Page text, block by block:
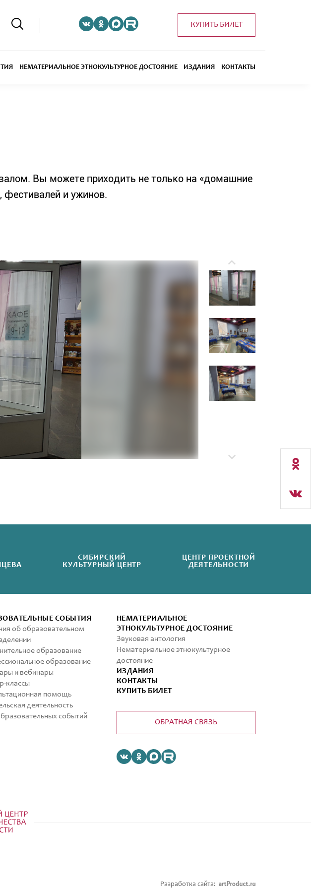
КУПИТЬ БИЛЕТ
НЕМАТЕРИАЛЬНОЕ ЭТНОКУЛЬТУРНОЕ ДОСТОЯНИЕ ИЗДАНИЯ КОНТАКТЫ
Вы можете приходить не только на «домашние
фестивалей и ужинов.
СИБИРСКИЙ
КУЛЬТУРНЫЙ ЦЕНТР
ЦЕНТР ПРОЕКТНОЙ
ДЕЯТЕЛЬНОСТИ
СОБЫТИЯ
об образовательном
образование
образование
и вебинары
классы
помощь
деятельность
событий
НЕМАТЕРИАЛЬНОЕ
ЭТНОКУЛЬТУРНОЕ ДОСТОЯНИЕ
Звуковая антология
Нематериальное этнокультурное
достояние
ИЗДАНИЯ
КОНТАКТЫ
КУПИТЬ БИЛЕТ
ОБРАТНАЯ СВЯЗЬ
Разработка сайта: